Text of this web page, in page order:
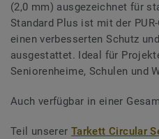
(2,0 mm) ausgezeichnet für
Standard Plus ist mit der
einen verbesserten Schutz
ausgestattet. Ideal für
Seniorenheime, Schulen und
Auch verfügbar in einer
Teil unserer Tarkett Circular